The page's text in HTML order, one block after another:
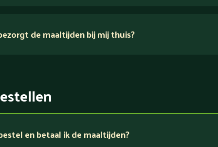
de maaltijden bij mij thuis?
en betaal ik de maaltijden?